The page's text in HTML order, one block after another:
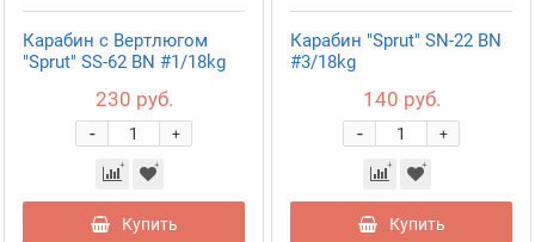
Карабин с Вертлюгом
"Sprut" SS-62 BN #1/18kg
230 руб.
+
-
Купить
Карабин "Sprut" SN-22 BN
#3/18kg
140 руб.
+
-
Купить